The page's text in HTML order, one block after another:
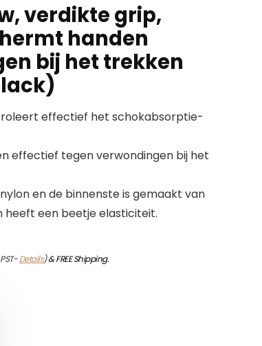
verdikte grip,
handen
bij het trekken
effectief het schokabsorptie-
effectief tegen verwondingen bij het
en de binnenste is gemaakt van
heeft een beetje elasticiteit.
Details)&FREE Shipping.